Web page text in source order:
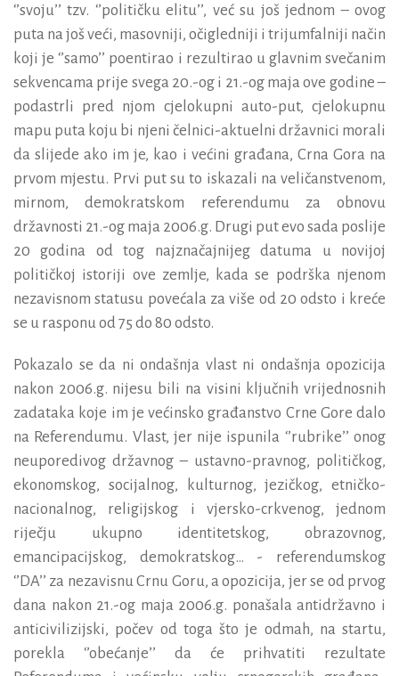
‘’svoju’’ tzv. ‘’političku elitu’’, već su još jednom – ovog
puta na još veći, masovniji, očigledniji i trijumfalniji način
koji je ‘’samo’’ poentirao i rezultirao u glavnim svečanim
sekvencama prije svega 20.-og i 21.-og maja ove godine –
podastrli pred njom cjelokupni auto-put, cjelokupnu
mapu puta koju bi njeni čelnici-aktuelni državnici morali
da slijede ako im je, kao i većini građana, Crna Gora na
prvom mjestu. Prvi put su to iskazali na veličanstvenom,
mirnom, demokratskom referendumu za obnovu
državnosti 21.-og maja 2006.g. Drugi put evo sada poslije
20 godina od tog najznačajnijeg datuma u novijoj
političkoj istoriji ove zemlje, kada se podrška njenom
nezavisnom statusu povećala za više od 20 odsto i kreće
se u rasponu od 75 do 80 odsto.
Pokazalo se da ni ondašnja vlast ni ondašnja opozicija
nakon 2006.g. nijesu bili na visini ključnih vrijednosnih
zadataka koje im je većinsko građanstvo Crne Gore dalo
na Referendumu. Vlast, jer nije ispunila ‘’rubrike’’ onog
neuporedivog državnog – ustavno-pravnog, političkog,
ekonomskog, socijalnog, kulturnog, jezičkog, etničko-
nacionalnog, religijskog i vjersko-crkvenog, jednom
riječju ukupno identitetskog, obrazovnog,
emancipacijskog, demokratskog… - referendumskog
‘’DA’’ za nezavisnu Crnu Goru, a opozicija, jer se od prvog
dana nakon 21.-og maja 2006.g. ponašala antidržavno i
anticivilizijski, počev od toga što je odmah, na startu,
porekla ‘’obećanje’’ da će prihvatiti rezultate